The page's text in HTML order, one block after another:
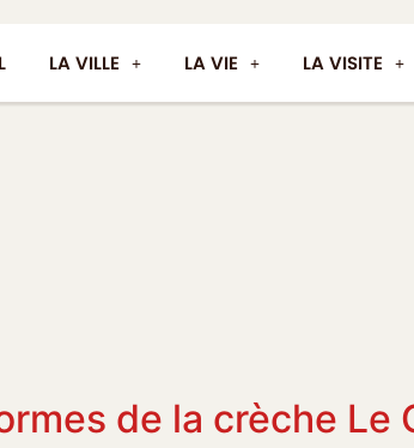
LA VILLE LA VIE LA VISITE
de la crèche Le